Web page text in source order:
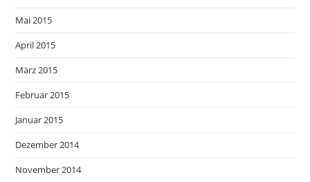
Mai 2015
April 2015
März 2015
Februar 2015
Januar 2015
Dezember 2014
November 2014